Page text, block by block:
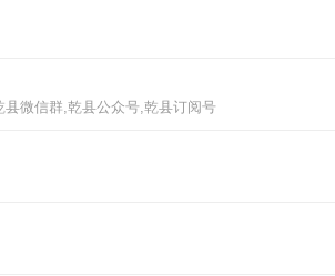
县微信群,乾县公众号,乾县订阅号